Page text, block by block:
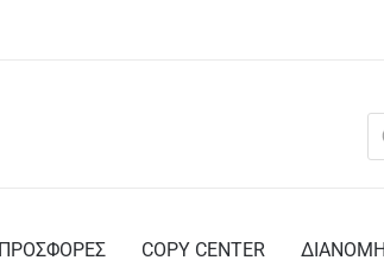
ΠΡΟΣΦΟΡΕΣ COPY CENTER